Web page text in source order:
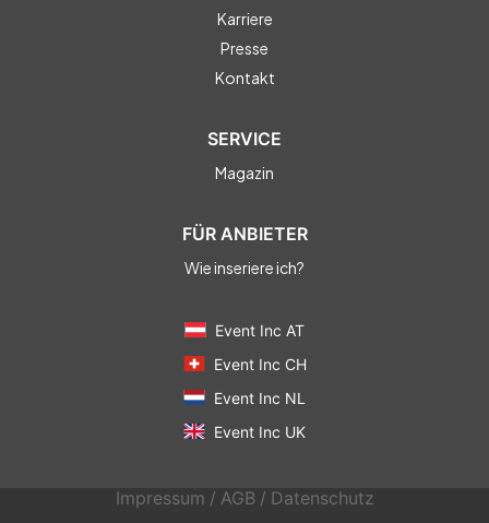
Karriere
Presse
Kontakt
SERVICE
Magazin
FÜR ANBIETER
Wie inseriere ich?
Event Inc AT
Event Inc CH
Event Inc NL
Event Inc UK
Impressum / AGB / Datenschutz